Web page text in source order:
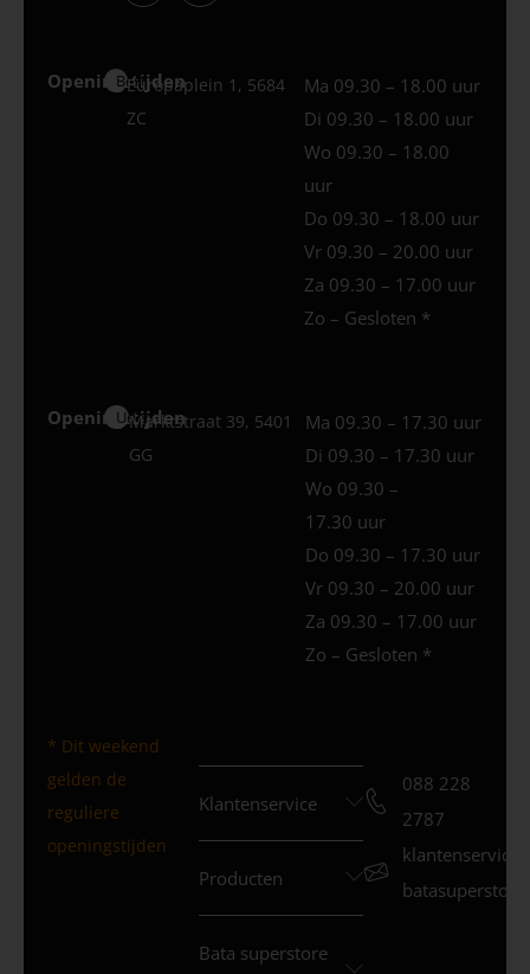
Openingstijden
Best
Europaplein 1, 5684
ZC
Ma 09.30 – 18.00 uur
Di 09.30 – 18.00 uur
Wo 09.30 – 18.00
uur
Do 09.30 – 18.00 uur
Vr 09.30 – 20.00 uur
Za 09.30 – 17.00 uur
Zo – Gesloten *
Openingstijden
Uden
Marktstraat 39, 5401
GG
Ma 09.30 – 17.30 uur
Di 09.30 – 17.30 uur
Wo 09.30 –
17.30 uur
Do 09.30 – 17.30 uur
Vr 09.30 – 20.00 uur
Za 09.30 – 17.00 uur
Zo – Gesloten *
* Dit weekend
gelden de
reguliere
openingstijden
Klantenservice
Producten
Bata superstore
088 228
2787